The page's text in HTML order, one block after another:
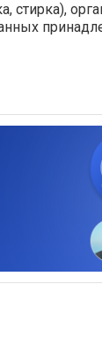
стирка),